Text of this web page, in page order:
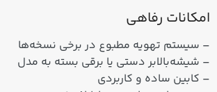
امکانات رفاهی
– سیستم تهویه مطبوع در برخی نسخه‌ها
– شیشه‌بالابر دستی یا برقی بسته به مدل
– کابین ساده و کاربردی